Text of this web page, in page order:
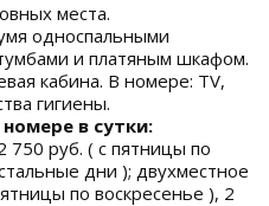
места.
односпальными
и платяным шкафом.
кабина. В номере: TV,
гигиены.
в сутки:
руб. ( с пятницы по
дни ); двухместное
по воскресенье ), 2